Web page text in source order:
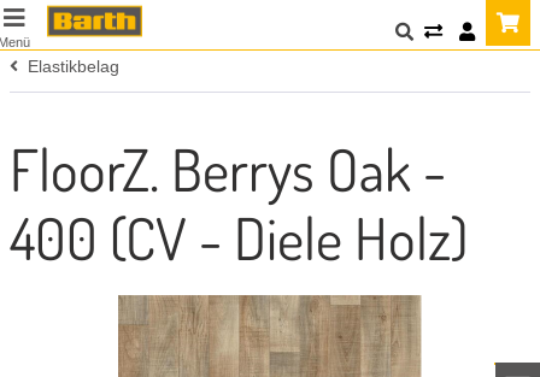
Elastikbelag
FloorZ. Berrys Oak -
400 (CV - Diele Holz)